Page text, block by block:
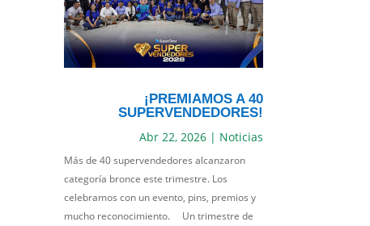
¡PREMIAMOS A 40
SUPERVENDEDORES!
Abr 22, 2026| Noticias
Más de 40 supervendedores alcanzaron
categoría bronce este trimestre. Los
celebramos con un evento, pins, premios y
mucho reconocimiento. Un trimestre de